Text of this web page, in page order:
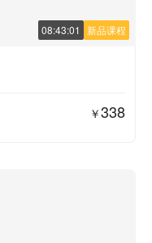
新品课程
08:43:01
￥338